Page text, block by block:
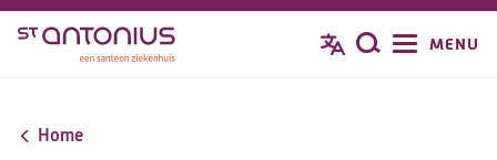
Overslaan
inhoud
Zoeken
MENU
Home